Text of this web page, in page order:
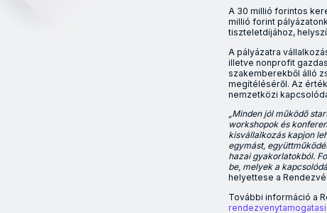
A 30 millió forintos
millió forint
tiszteletdíjához,
A pályázatra
illetve nonprofit
szakemberekből álló
megítéléséről. Az
nemzetközi
„Minden jól működő
workshopok és
kisvállalkozás kapjon
egymást,
hazai gyakorlatokból.
be, melyek a
helyettese a
További információ a